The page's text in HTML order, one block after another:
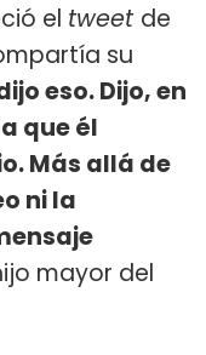
el tweet de
su
eso. Dijo, en
que él
Más allá de
ni la
mayor del